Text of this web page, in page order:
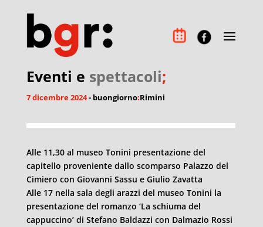
Eventi e spettacoli;
7 dicembre 2024- buongiorno:Rimini
Alle 11,30 al museo Tonini presentazione del
capitello proveniente dallo scomparso Palazzo del
Cimiero con Giovanni Sassu e Giulio Zavatta
Alle 17 nella sala degli arazzi del museo Tonini la
presentazione del romanzo ‘La schiuma del
cappuccino’ di Stefano Baldazzi con Dalmazio Rossi